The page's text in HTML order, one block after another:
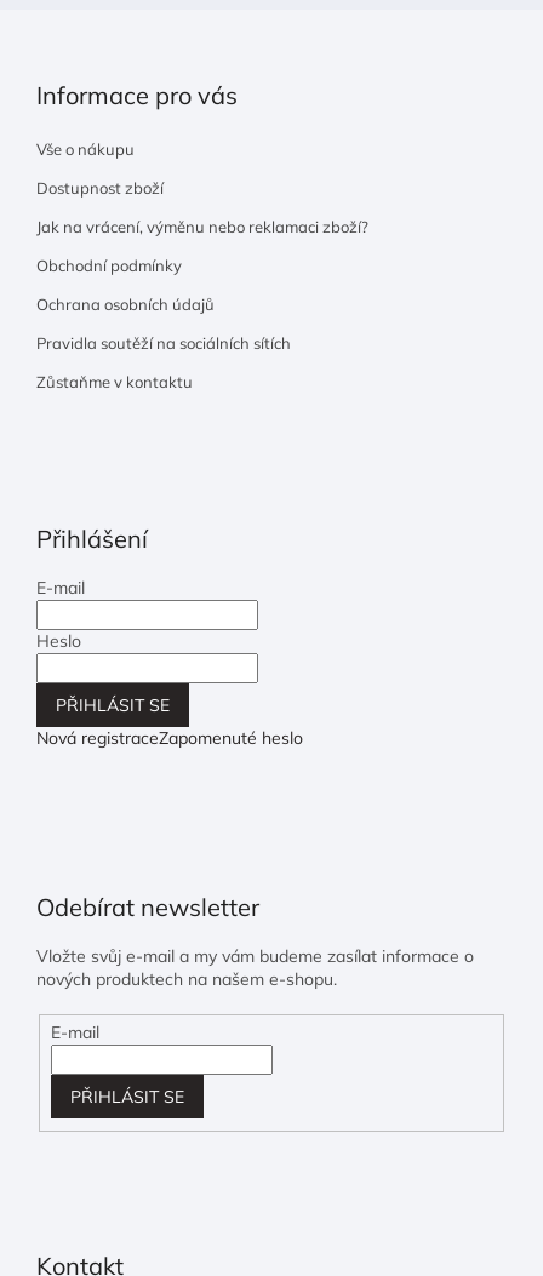
Informace pro vás
Vše o nákupu
Dostupnost zboží
Jak na vrácení, výměnu nebo reklamaci zboží?
Obchodní podmínky
Ochrana osobních údajů
Pravidla soutěží na sociálních sítích
Zůstaňme v kontaktu
Přihlášení
E-mail
Heslo
PŘIHLÁSIT SE
Nová registraceZapomenuté heslo
Odebírat newsletter
Vložte svůj e-mail a my vám budeme zasílat informace o
nových produktech na našem e-shopu.
E-mail
PŘIHLÁSIT SE
Kontakt